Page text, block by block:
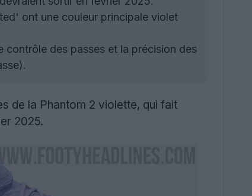
ont une couleur principale violet
des passes et la précision des
de la Phantom 2 violette, qui fait
2025.